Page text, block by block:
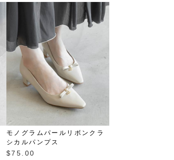
モノグラムパールリボンクラ
シカルパンプス
$‌75.00